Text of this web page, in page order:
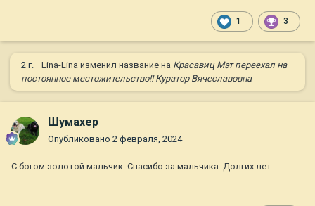
1 3
2 г. Lina-Lina изменил название на Красавиц Мэт переехал на
постоянное местожительство!! Куратор Вячеславовна
Шумахер
Опубликовано 2 февраля, 2024
С богом золотой мальчик. Спасибо за мальчика. Долгих лет .